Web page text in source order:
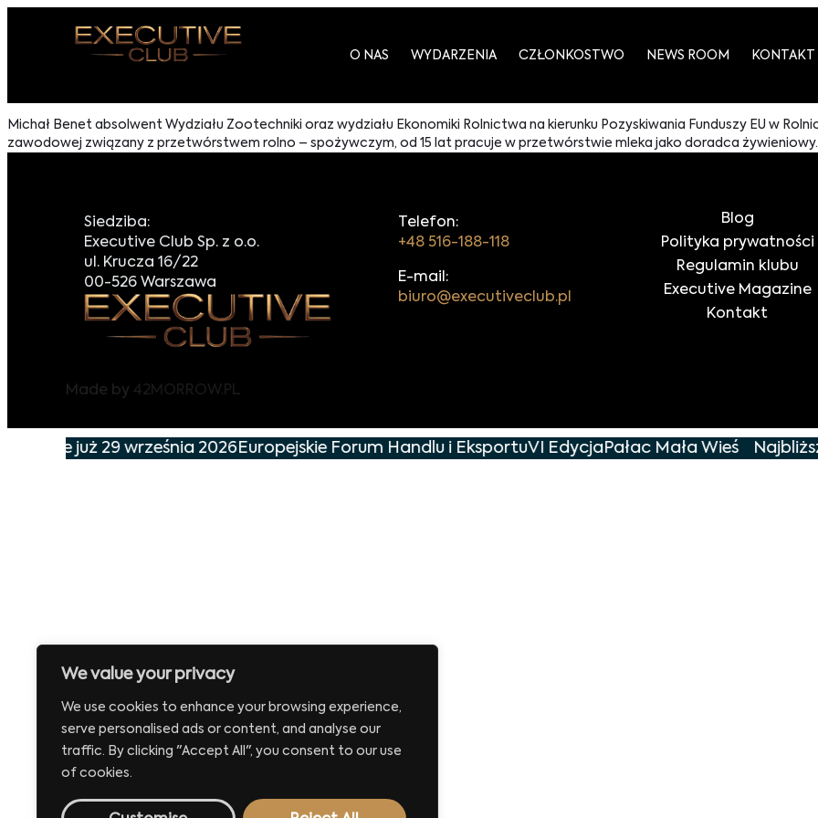
We value your privacy
We use cookies to enhance your browsing experience,
serve personalised ads or content, and analyse our
traffic. By clicking "Accept All", you consent to our use
of cookies.
O NAS WYDARZENIA CZŁONKOSTWO NEWS ROOM KONTAKT
Michał Benet absolwent Wydziału Zootechniki oraz wydziału Ekonomiki Rolnictwa na kierunku Pozyskiwania Funduszy EU w
zawodowej związany z przetwórstwem rolno – spożywczym, od 15 lat pracuje w przetwórstwie mleka jako doradca żywieniowy.
Siedziba:
Executive Club Sp. z o.o.
ul. Krucza 16/22
00-526 Warszawa
Telefon:
+48 516-188-118
E-mail:
biuro@executiveclub.pl
Blog
Polityka prywatności
Regulamin klubu
Executive Magazine
Kontakt
Made by 42MORROW.PL
już 29 września 2026Europejskie Forum Handlu i EksportuVI EdycjaPałac Mała Wieś